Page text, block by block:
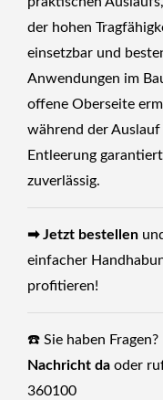
der hohen
einsetzbar und
Anwendungen im
offene Oberseite
während der
Entleerung
zuverlässig.
➡ Jetzt bestellen
einfacher
profitieren!
☎️ Sie haben Fragen?
Nachricht da oder
360100